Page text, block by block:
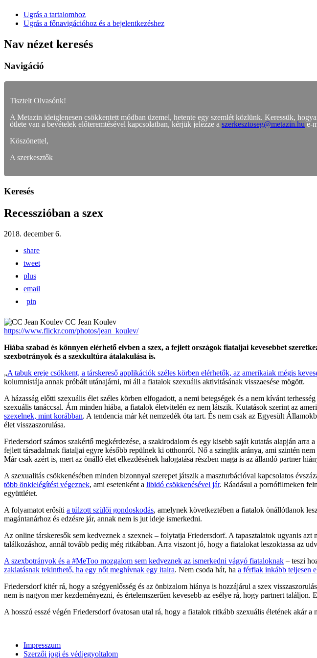
Ugrás a tartalomhoz
Ugrás a főnavigációhoz és a bejelentkezéshez
Nav nézet keresés
Navigáció
Tisztelt Olvasónk!
A Metazin ideiglenesen csökkentett módban üzemel, hetente egy szemlét közlünk. Keressük,
ötlete van a bevételek előteremtésével kapcsolatban, kérjük jelezze a szerkesztoseg@metazin.hue-
Köszönettel,
A szerkesztők
Keresés
Recesszióban a szex
2018. december 6.
share
tweet
plus
email
pin
CC Jean Koulev
https://www.flickr.com/photos/jean_koulev/
Hiába szabad és könnyen elérhető elvben a szex, a fejlett országok fiataljai kevesebbet
szexbotrányok és a szexkultúra átalakulása is.
„A tabuk ereje csökkent, a társkereső applikációk széles körben elérhetők, az amerikaiak mégis
kolumnistája annak próbált utánajárni, mi áll a fiatalok szexuális aktivitásának visszaesése mögött.
A házasság előtti szexuális élet széles körben elfogadott, a nemi betegségek és a nem kívánt
szexuális tanáccsal. Ám minden hiába, a fiatalok életvitelén ez nem látszik. Kutatások szerint az
szexelnek, mint korábban. A tendencia már két nemzedék óta tart. És nem csak az Egyesült
élet visszaszorulása.
Friedersdorf számos szakértő megkérdezése, a szakirodalom és egy kisebb saját kutatás alapján
fejlett társadalmak fiataljai egyre később repülnek ki otthonról. Nő a szinglik aránya, ami szintén
Már csak azért is, mert az önálló élet elkezdésének halogatása részben maga is az állandó partner
A szexualitás csökkenésében minden bizonnyal szerepet játszik a maszturbációval kapcsolatos
több önkielégítést végeznek, ami esetenként a libidó csökkenésével jár. Ráadásul a pornófilmeken
együttlétet.
A folyamatot erősíti a túlzott szülői gondoskodás, amelynek következtében a fiatalok önállótlanok
magántanárhoz és edzésre jár, annak nem is jut ideje ismerkedni.
Az online társkeresők sem kedveznek a szexnek – folytatja Friedersdorf. A tapasztalatok ugyanis
találkozáshoz, annál tovább pedig még ritkábban. Arra viszont jó, hogy a fiatalokat leszoktassa az
A szexbotrányok és a #MeToo mozgalom sem kedveznek az ismerkedni vágyó fiataloknak – teszi
zaklatásnak tekinthető, ha egy nőt meghívnak egy italra. Nem csoda hát, ha a férfiak inkább teljesen
Friedersdorf kitér rá, hogy a szégyenlősség és az önbizalom hiánya is hozzájárul a szex
nem is nagyon mer kezdeményezni, és értelemszerűen kevesebb az esélye rá, hogy partnert
A hosszú esszé végén Friedersdorf óvatosan utal rá, hogy a fiatalok ritkább szexuális életének akár
Impresszum
Szerzői jogi és védjegyoltalom